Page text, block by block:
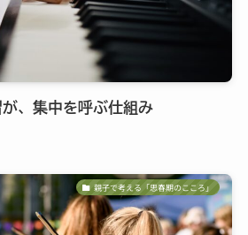
、集中を呼ぶ仕組み
親子で考える「思春期のこころ」